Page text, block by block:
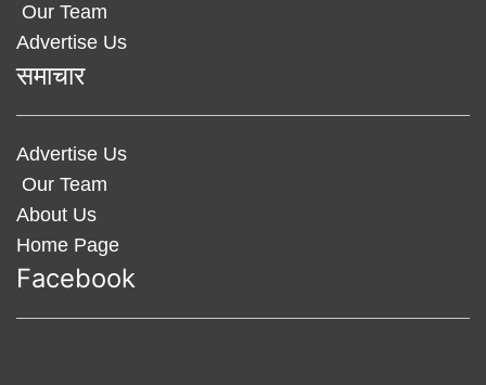
Our Team
Advertise Us
समाचार
Advertise Us
Our Team
About Us
Home Page
Facebook